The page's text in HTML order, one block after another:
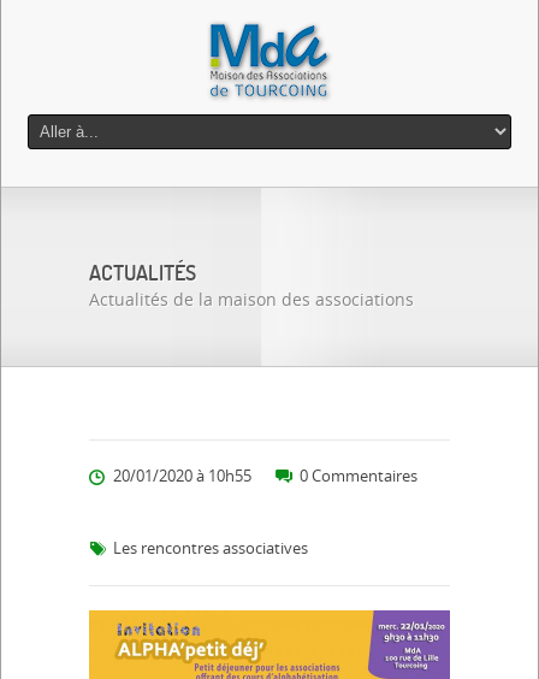
ACTUALITÉS
Actualités de la maison des associations
20/01/2020 à 10h55 0 Commentaires
Les rencontres associatives